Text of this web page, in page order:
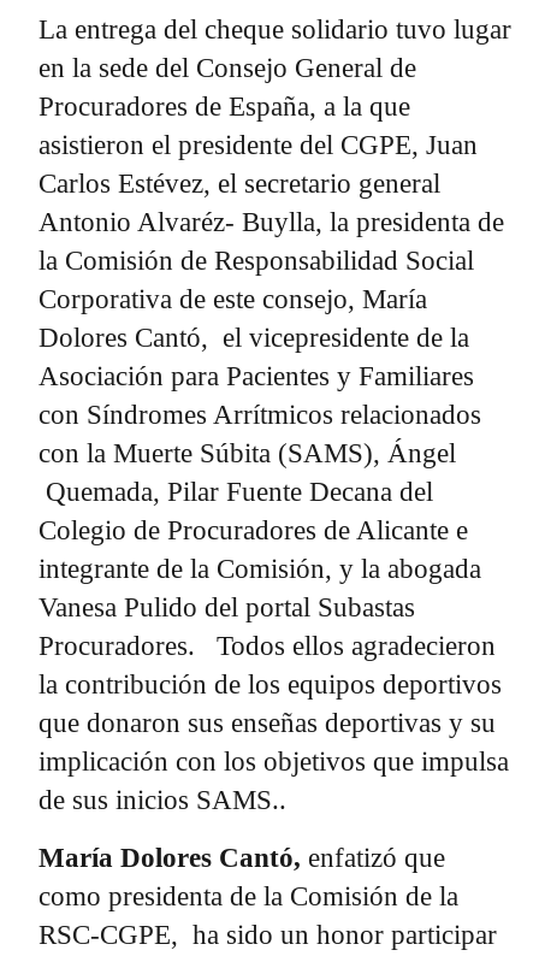
La entrega del cheque solidario tuvo lugar
en la sede del Consejo General de
Procuradores de España, a la que
asistieron el presidente del CGPE, Juan
Carlos Estévez, el secretario general
Antonio Alvaréz- Buylla, la presidenta de
la Comisión de Responsabilidad Social
Corporativa de este consejo, María
Dolores Cantó, el vicepresidente de la
Asociación para Pacientes y Familiares
con Síndromes Arrítmicos relacionados
con la Muerte Súbita (SAMS), Ángel
Quemada, Pilar Fuente Decana del
Colegio de Procuradores de Alicante e
integrante de la Comisión, y la abogada
Vanesa Pulido del portal Subastas
Procuradores. Todos ellos agradecieron
la contribución de los equipos deportivos
que donaron sus enseñas deportivas y su
implicación con los objetivos que impulsa
de sus inicios SAMS..
María Dolores Cantó, enfatizó que
como presidenta de la Comisión de la
RSC-CGPE, ha sido un honor participar